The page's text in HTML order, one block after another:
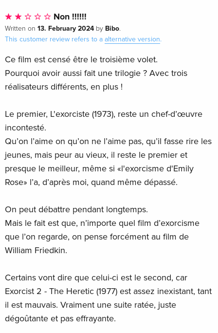
Non !!!!!!
Written on 13. February 2024 by Bibo.
This customer review refers to a alternative version.
Ce film est censé être le troisième volet.
Pourquoi avoir aussi fait une trilogie ? Avec trois
réalisateurs différents, en plus !
Le premier, L'exorciste (1973), reste un chef-d’œuvre
incontesté.
Qu’on l’aime on qu’on ne l’aime pas, qu’il fasse rire les
jeunes, mais peur au vieux, il reste le premier et
presque le meilleur, même si «l'exorcisme d'Emily
Rose» l’a, d’après moi, quand même dépassé.
On peut débattre pendant longtemps.
Mais le fait est que, n’importe quel film d’exorcisme
que l’on regarde, on pense forcément au film de
William Friedkin.
Certains vont dire que celui-ci est le second, car
Exorcist 2 - The Heretic (1977) est assez inexistant, tant
il est mauvais. Vraiment une suite ratée, juste
dégoûtante et pas effrayante.